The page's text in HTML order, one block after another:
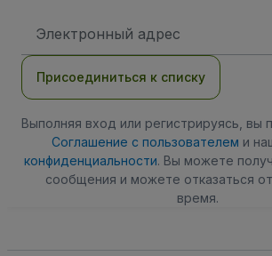
электронной
Присоединиться к списку
Выполняя вход или регистрируясь, вы
Соглашение с пользователем и
конфиденциальности. Вы можете
сообщения и можете отказаться
время.